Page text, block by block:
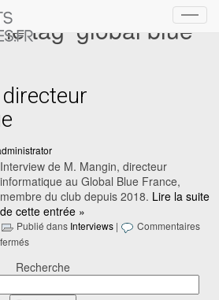
tag ‘global blue
Interview de M. Mangin, directeur
informatique au Global Blue France,
membre du club depuis 2018. Lire la suite
de cette entrée »
Publié dans Interviews |
Commentaires
fermés
Recherche